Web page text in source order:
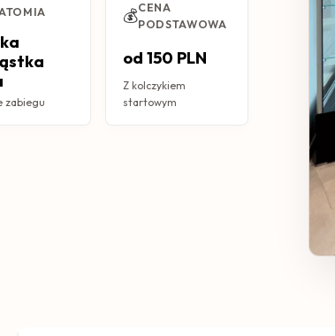
zabiegu
💰CENA
PODSTAWOWA
od 150 PLN
Z kolczykiem
startowym